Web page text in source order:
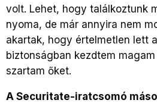
volt. Lehet, hogy találkoztunk
nyoma, de már annyira nem
akartak, hogy értelmetlen lett
biztonságban kezdtem
szartam őket.
A Securitate-iratcsomó